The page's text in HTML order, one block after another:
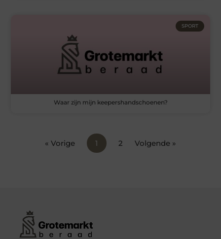
SPORT
Waar zijn mijn keepershandschoenen?
« Vorige 1 2 Volgende »